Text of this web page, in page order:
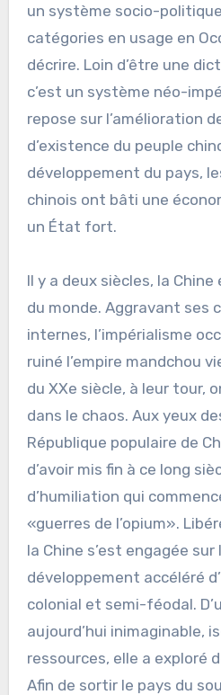
un système socio-
catégories en usage en
décrire. Loin d’être une
c’est un système néo-
repose sur l’amélioration
d’existence du peuple
développement du pays,
chinois ont bâti une
un État fort.
Il y a deux siècles, la
du monde. Aggravant ses
internes, l’impérialisme
ruiné l’empire mandchou
du XXe siècle, à leur tour,
dans le chaos. Aux yeux
République populaire de
d’avoir mis fin à ce long
d’humiliation qui
«guerres de l’opium».
la Chine s’est engagée
développement accéléré
colonial et semi-féodal.
aujourd’hui inimaginable,
ressources, elle a exploré
Afin de sortir le pays du